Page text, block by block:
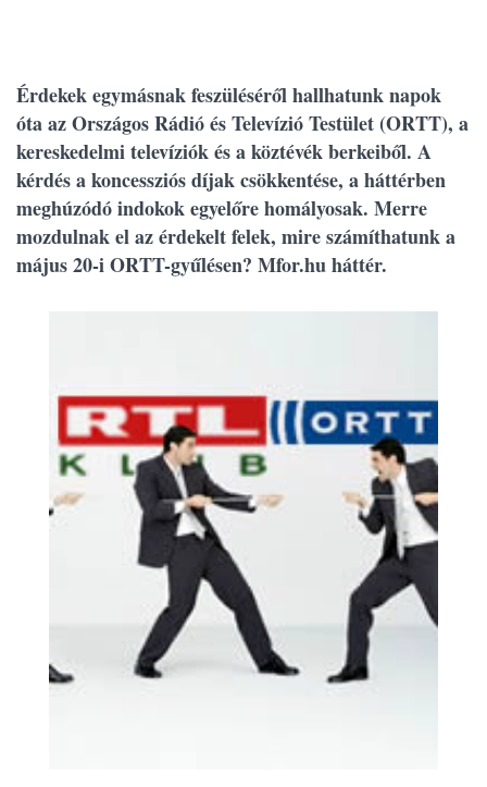
Érdekek egymásnak feszüléséről hallhatunk napok
óta az Országos Rádió és Televízió Testület (ORTT), a
kereskedelmi televíziók és a köztévék berkeiből. A
kérdés a koncessziós díjak csökkentése, a háttérben
meghúzódó indokok egyelőre homályosak. Merre
mozdulnak el az érdekelt felek, mire számíthatunk a
május 20-i ORTT-gyűlésen? Mfor.hu háttér.